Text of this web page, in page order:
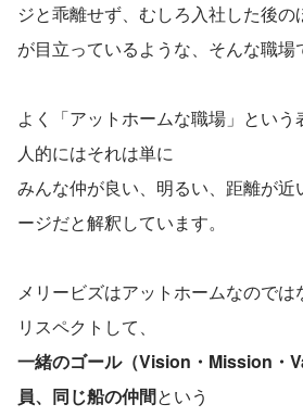
ジと乖離せず、むしろ入社した後
が目立っているような、そんな職場
よく「アットホームな職場」とい
人的にはそれは単に
みんな仲が良い、明るい、距離が近
ージだと解釈しています。
メリービズはアットホームなので
リスペクトして、
一緒のゴール（Vision・Mission・
員、同じ船の仲間という